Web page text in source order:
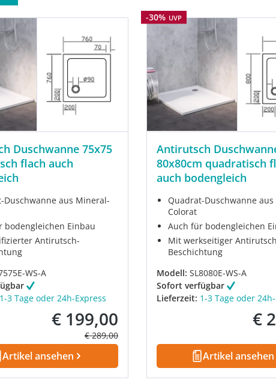
Duschwanne 75x75
flach auch
Duschwanne aus Mineral-
bodengleichen Einbau
Antirutsch-
WS-A
1-3 Tage oder 24h-Express
Verkaufspreis:
€ 199,00
Regulärer Preis:
€ 289,00
Artikel ansehen
Rabatt
-30% UVP
Antirutsch
80x80cm quadratisch
auch bodengleich
Quadrat-Duschwanne
Colorat
Auch für bodengleichen
Mit werkseitiger
Beschichtung
Modell: SL8080E-WS-A
Sofort verfügbar
Lieferzeit: 1-3 Tage oder
€
Artikel ansehen